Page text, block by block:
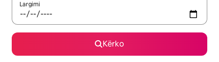
Largimi
Kërko